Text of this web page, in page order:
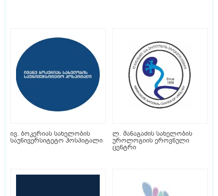
ივ. ბოკერიას სახელობის
საუნივერსიტეტო ჰოსპიტალი
ლ. მანაგაძის სახელობის
უროლოგიის ეროვნული
ცენტრი